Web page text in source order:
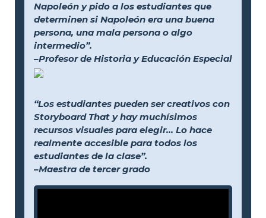
Napoleón y pido a los estudiantes que
determinen si Napoleón era una buena
persona, una mala persona o algo
intermedio”.
–Profesor de Historia y Educación Especial
“Los estudiantes pueden ser creativos con
Storyboard That y hay muchísimos
recursos visuales para elegir... Lo hace
realmente accesible para todos los
estudiantes de la clase”.
–Maestra de tercer grado